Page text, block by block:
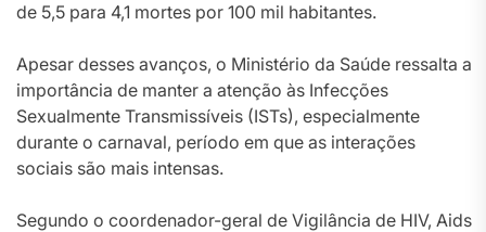
de 5,5 para 4,1 mortes por 100 mil habitantes.
Apesar desses avanços, o Ministério da Saúde ressalta a
importância de manter a atenção às Infecções
Sexualmente Transmissíveis (ISTs), especialmente
durante o carnaval, período em que as interações
sociais são mais intensas.
Segundo o coordenador-geral de Vigilância de HIV, Aids